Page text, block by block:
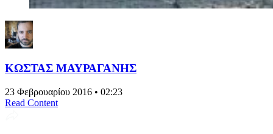
ΚΩΣΤΑΣ ΜΑΥΡΑΓΑΝΗΣ
23 Φεβρουαρίου 2016 • 02:23
Read Content